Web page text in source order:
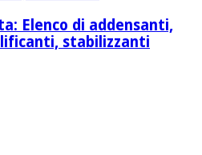
Elenco di addensanti,
stabilizzanti